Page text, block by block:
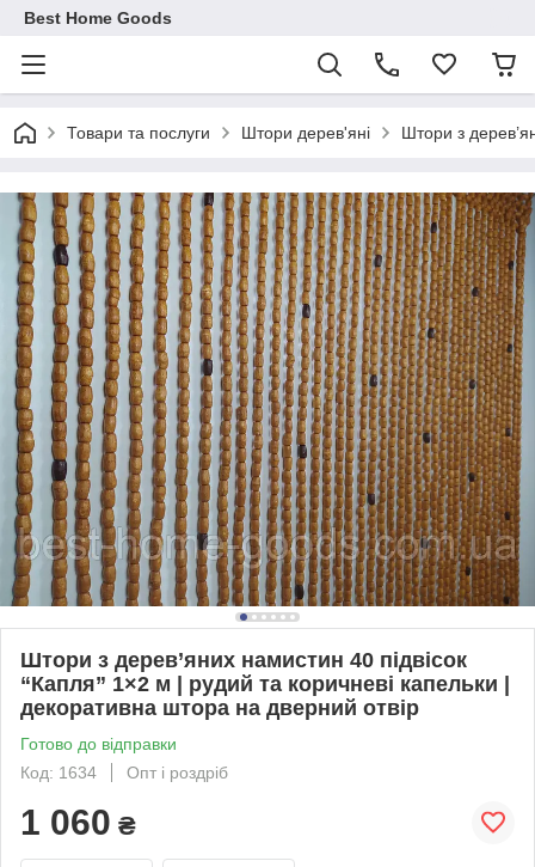
Best Home Goods
Товари та послуги Штори дерев'яні Штори з
Штори з дерев’яних намистин 40 підвісок
“Капля” 1×2 м | рудий та коричневі капельки |
декоративна штора на дверний отвір
Готово до відправки
Код: 1634
Опт і роздріб
1 060 ₴